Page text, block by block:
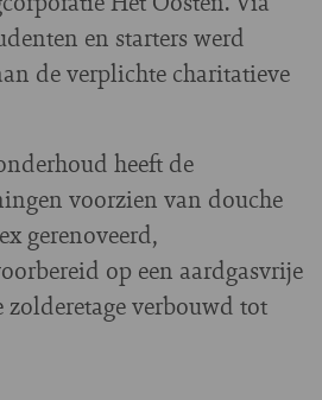
en starters werd
de verplichte charitatieve
heeft de
voorzien van douche
gerenoveerd,
op een aardgasvrije
zolderetage verbouwd tot